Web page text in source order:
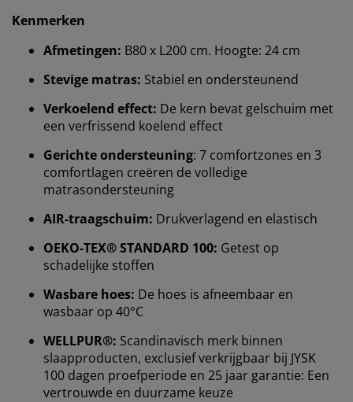
Kenmerken
Afmetingen: B80 x L200 cm. Hoogte: 24 cm
Stevige matras: Stabiel en ondersteunend
Verkoelend effect: De kern bevat gelschuim met
een verfrissend koelend effect
Gerichte ondersteuning: 7 comfortzones en 3
comfortlagen creëren de volledige
matrasondersteuning
AIR-traagschuim: Drukverlagend en elastisch
OEKO-TEX® STANDARD 100: Getest op
schadelijke stoffen
Wasbare hoes: De hoes is afneembaar en
wasbaar op 40°C
WELLPUR®: Scandinavisch merk binnen
slaapproducten, exclusief verkrijgbaar bij JYSK
100 dagen proefperiode en 25 jaar garantie: Een
vertrouwde en duurzame keuze